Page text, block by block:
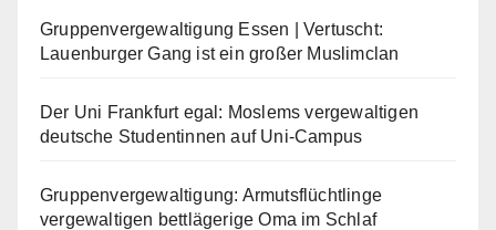
Gruppenvergewaltigung Essen | Vertuscht:
Lauenburger Gang ist ein großer Muslimclan
Der Uni Frankfurt egal: Moslems vergewaltigen
deutsche Studentinnen auf Uni-Campus
Gruppenvergewaltigung: Armutsflüchtlinge
vergewaltigen bettlägerige Oma im Schlaf